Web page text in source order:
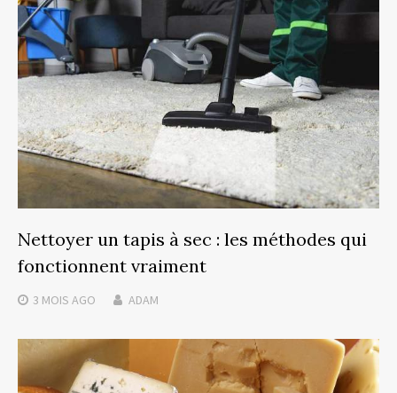
Nettoyer un tapis à sec : les méthodes qui
fonctionnent vraiment
3 MOIS AGO ADAM